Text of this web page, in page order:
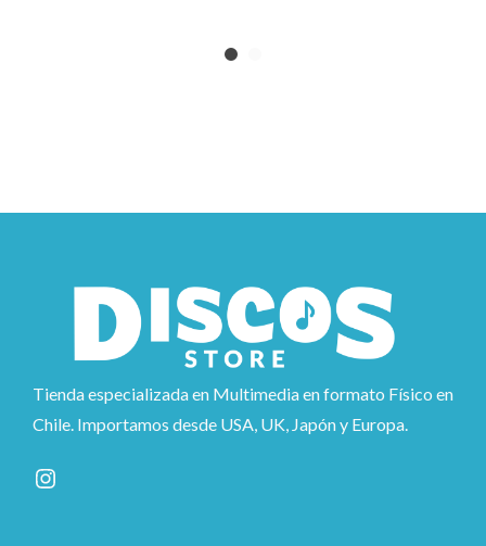
Tienda especializada en Multimedia en formato Físico en
Chile. Importamos desde USA, UK, Japón y Europa.